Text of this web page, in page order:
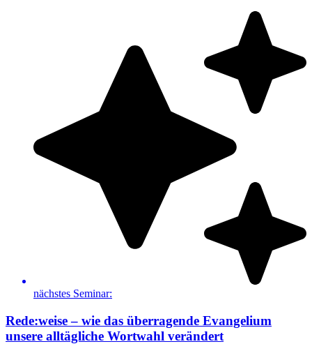
nächstes Seminar:
Rede:weise – wie das überragende Evangelium
unsere alltägliche Wortwahl verändert